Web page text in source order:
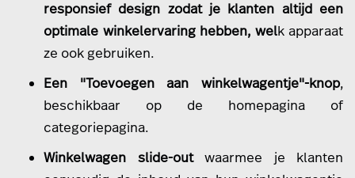
responsief design zodat je klanten altijd een
optimale winkelervaring hebben, welk apparaat
ze ook gebruiken.
Een "Toevoegen aan winkelwagentje"-knop,
beschikbaar op de homepagina of
categoriepagina.
Winkelwagen slide-outwaarmee je klanten